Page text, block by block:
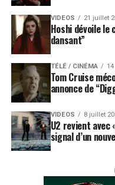
VIDEOS 21 juillet
Hoshi dévoile le
dansant”
TÉLÉ / CINÉMA
Tom Cruise
annonce de
VIDEOS 8 juillet
U2 revient avec
signal d’un